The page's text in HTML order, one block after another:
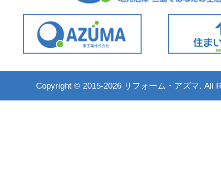
Copyright © 2015-2026 リフォーム・アズマ. All